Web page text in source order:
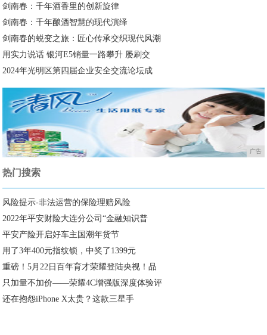
剑南春：千年酒香里的创新旋律
剑南春：千年酿酒智慧的现代演绎
剑南春的蜕变之旅：匠心传承交织现代风潮
用实力说话 银河E5销量一路攀升 屡刷交
2024年光明区第四届企业安全交流论坛成
广告
热门搜索
风险提示-非法运营的保险理赔风险
2022年平安财险大连分公司“金融知识普
平安产险开启好车主国潮年货节
用了3年400元指纹锁，中奖了1399元
重磅！5月22日百年育才荣耀登陆央视！品
只加量不加价——荣耀4C增强版深度体验评
还在抱怨iPhone X太贵？这款三星手